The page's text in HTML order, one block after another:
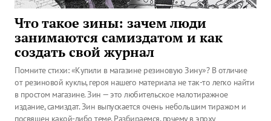
Что такое зины: зачем люди
занимаются самиздатом и как
создать свой журнал
Помните стихи: «Купили в магазине резиновую Зину»? В отличие
от резиновой куклы, героя нашего материала не так-то легко найти
в простом магазине. Зин — это любительское малотиражное
издание, самиздат. Зин выпускается очень небольшим тиражом и
посвящен какой-либо теме. Разбираемся, почему в эпоху